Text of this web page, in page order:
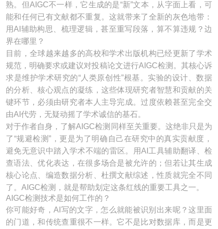
熟。但AIGC不一样，它生成的是“新”文本，从字面上看，可
能和任何已有文献都不重复。这就带来了全新的灰色地带：
用AI辅助构思、梳理逻辑，甚至重写段落，算不算违规？边
界在哪里？
目前，全球越来越多的高校和学术出版机构已经更新了学术
规范，明确要求或建议对投稿论文进行AIGC检测。其核心诉
求是维护学术研究的“人类原创性”根基。实验的设计、数据
的分析、核心观点的凝练，这些体现研究者智慧和贡献的关
键环节，必须由研究者本人主导完成。过度依赖甚至完全交
由AI代劳，无疑动摇了学术诚信的基石。
对于作者自身，了解AIGC检测同样至关重要。这绝非只是为
了“规避检测”，更是为了明确自己在研究中的真实贡献度，
避免无意识中踏入学术不端的雷区。用AI工具辅助翻译、检
查语法、优化表达，在很多场合是被允许的；但若让其生成
核心论点、编造数据分析、杜撰文献综述，性质就完全不同
了。AIGC检测，就是帮助划定这条红线的重要工具之一。
AIGC检测技术是如何工作的？
你可能好奇，AI写的文字，怎么就能被识别出来呢？这里面
的门道，和传统查重很不一样。它不是比对数据库，而是更